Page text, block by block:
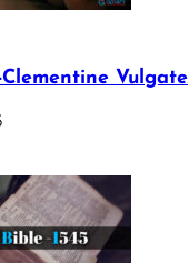
Clementine Vulgate